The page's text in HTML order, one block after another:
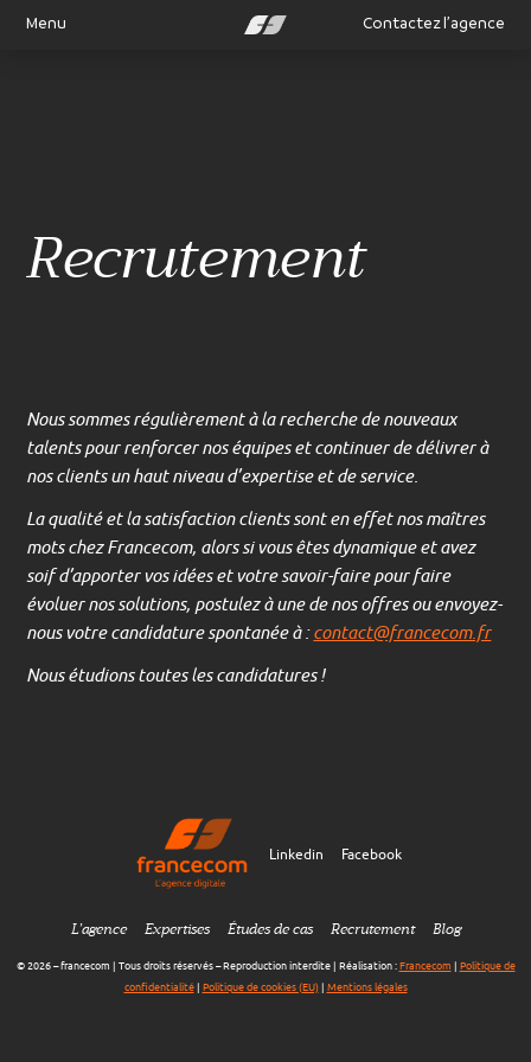
Menu Contactez l’agence
Recrutement
Nous sommes régulièrement à la recherche de nouveaux
talents pour renforcer nos équipes et continuer de délivrer à
nos clients un haut niveau d’expertise et de service.
La qualité et la satisfaction clients sont en effet nos maîtres
mots chez Francecom, alors si vous êtes dynamique et avez
soif d’apporter vos idées et votre savoir-faire pour faire
évoluer nos solutions, postulez à une de nos offres ou envoyez-
nous votre candidature spontanée à :contact@francecom.fr
Nous étudions toutes les candidatures !
L’agence Expertises Études de cas Recrutement Blog
Linkedin Facebook
© 2026 – francecom | Tous droits réservés – Reproduction interdite | Réalisation :Francecom | Politique de
confidentialité| Politique de cookies (EU)| Mentions légales